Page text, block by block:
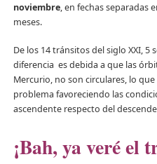
noviembre, en fechas separadas
meses.
De los 14 tránsitos del siglo XXI, 5
diferencia es debida a que las
Mercurio, no son circulares, lo
problema favoreciendo las
ascendente respecto del
¡Bah, ya veré el